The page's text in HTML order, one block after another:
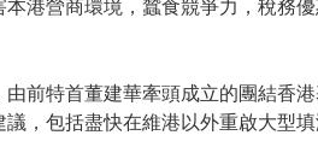
港營商環境，蠶食競爭力，稅務
前特首董建華牽頭成立的團結香
，包括盡快在維港以外重啟大型